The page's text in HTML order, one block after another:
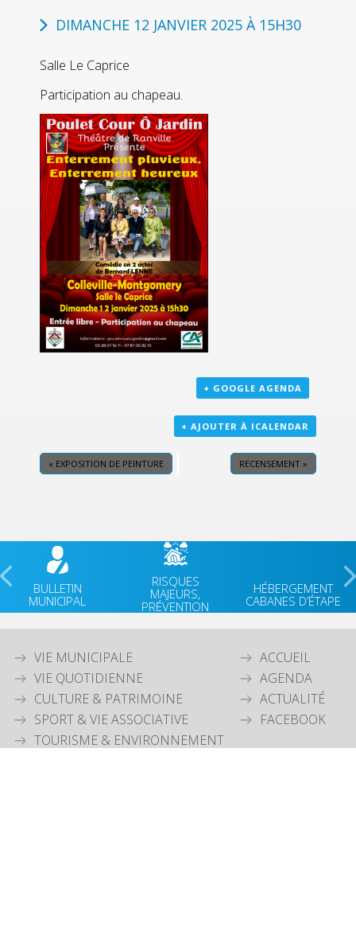
DIMANCHE 12 JANVIER 2025 À 15H30
Salle Le Caprice
Participation au chapeau.
+ GOOGLE AGENDA
+ AJOUTER À ICALENDAR
« EXPOSITION DE PEINTURE RECENSEMENT »
BULLETIN
MUNICIPAL
RISQUES
MAJEURS,
PRÉVENTION
HÉBERGEMENT
CABANES D’ÉTAPE
VIE MUNICIPALE
VIE QUOTIDIENNE
CULTURE & PATRIMOINE
SPORT & VIE ASSOCIATIVE
TOURISME & ENVIRONNEMENT
ACCUEIL
AGENDA
ACTUALITÉ
FACEBOOK